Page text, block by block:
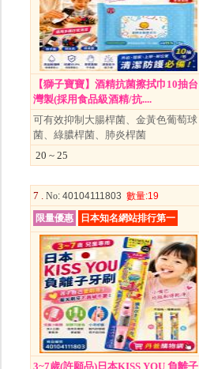
【獅子寶寶】酒精抗菌擦拭巾10抽台
灣製(採用食品級酒精/抗....
可有效抑制大腸桿菌、金黃色葡萄球
菌、綠膿桿菌、肺炎桿菌
20 ~ 25
7 . No: 40104111803 數量:19
限量優惠
日本知名網站排行第一
3~7歲(許願品)日本KISS YOU 負離子